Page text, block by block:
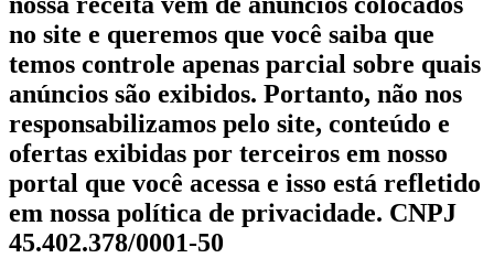
no site e queremos que você saiba que
temos controle apenas parcial sobre quais
anúncios são exibidos. Portanto, não nos
responsabilizamos pelo site, conteúdo e
ofertas exibidas por terceiros em nosso
portal que você acessa e isso está refletido
em nossa política de privacidade. CNPJ
45.402.378/0001-50